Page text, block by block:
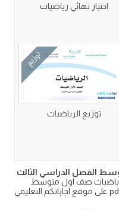
اختبار نهائي رياضيات
توزيع
توزيع الرياضيات
الفصل الدراسي الثالث
صف اول متوسط